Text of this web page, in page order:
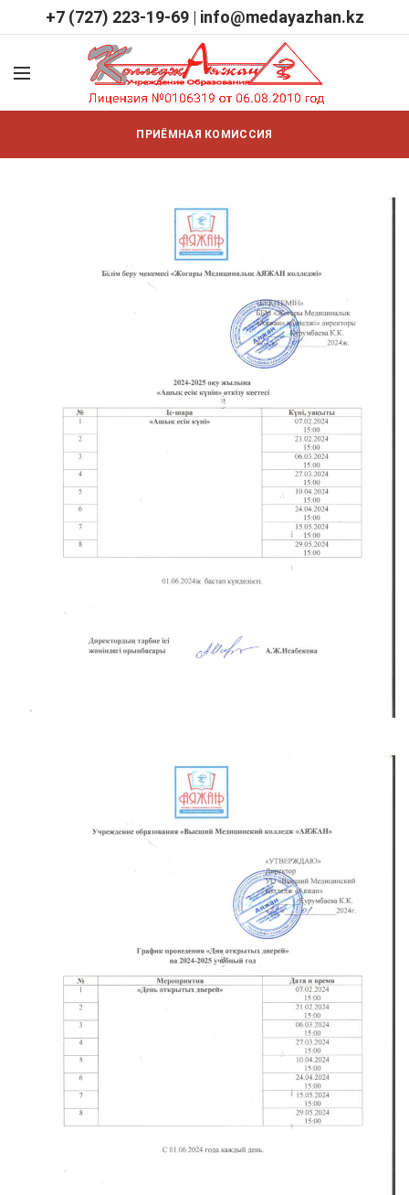
+7 (727) 223-19-69| info@medayazhan.kz
ПРИЁМНАЯ КОМИССИЯ